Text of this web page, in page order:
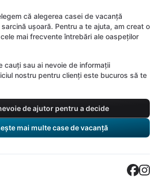
că alegerea casei de vacanță
ușoară. Pentru a te ajuta, am creat o
mai frecvente întrebări ale oaspeților
cauți sau ai nevoie de informații
nostru pentru clienți este bucuros să te
de ajutor pentru a decide
mai multe case de vacanță